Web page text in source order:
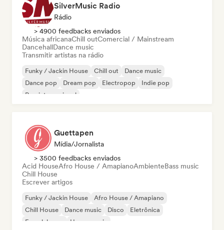
SilverMusic Radio
Rádio
> 4900 feedbacks enviados
Música africanaChill outComercial / Mainstream
DancehallDance music
Transmitir artistas na rádio
Funky / Jackin House Chill out
Dance music
Dance pop
Dream pop Electropop
Indie pop
Pop internacional
Guettapen
Mídia/Jornalista
> 3500 feedbacks enviados
Acid HouseAfro House / AmapianoAmbienteBass music
Chill House
Escrever artigos
Funky / Jackin House
Afro House / Amapiano
Chill House
Dance music Disco
Eletrônica
French house
House music